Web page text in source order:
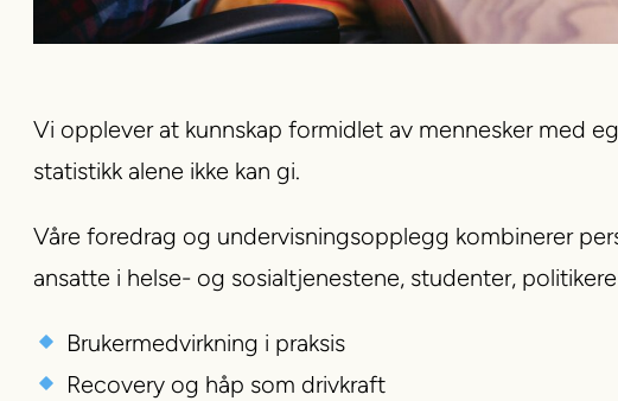
Vi opplever at kunnskap formidlet av mennesker med
statistikk alene ikke kan gi.
Våre foredrag og undervisningsopplegg kombinerer
ansatte i helse- og sosialtjenestene, studenter,
Brukermedvirkning i praksis
Recovery og håp som drivkraft